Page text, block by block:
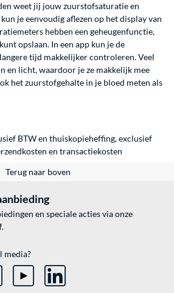
weet jij jouw zuurstofsaturatie en
je eenvoudig aflezen op het display van
hebben een geheugenfunctie,
opslaan. In een app kun je de
tijd makkelijker controleren. Veel
en licht, waardoor je ze makkelijk mee
het zuurstofgehalte in je bloed meten als
BTW en thuiskopieheffing, exclusief
en transactiekosten
Terug naar boven
en speciale acties via onze
.
media?